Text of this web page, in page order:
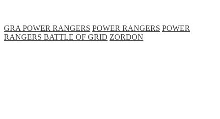
GRA POWER RANGERS POWER RANGERS POWER
RANGERS BATTLE OF GRID ZORDON